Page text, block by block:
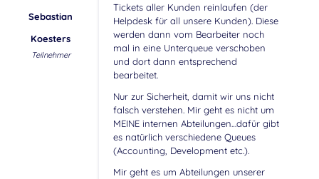
Sebastian
Koesters
Teilnehmer
Tickets aller Kunden reinlaufen (der
Helpdesk für all unsere Kunden). Diese
werden dann vom Bearbeiter noch
mal in eine Unterqueue verschoben
und dort dann entsprechend
bearbeitet.
Nur zur Sicherheit, damit wir uns nicht
falsch verstehen. Mir geht es nicht um
MEINE internen Abteilungen…dafür gibt
es natürlich verschiedene Queues
(Accounting, Development etc.).
Mir geht es um Abteilungen unserer